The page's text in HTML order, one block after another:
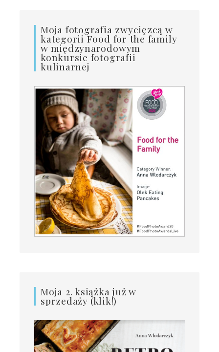
Moja fotografia zwycięzcą w
kategorii Food for the family
w międzynarodowym
konkursie fotografii
kulinarnej
Moja 2. książka już w
sprzedaży (klik!)